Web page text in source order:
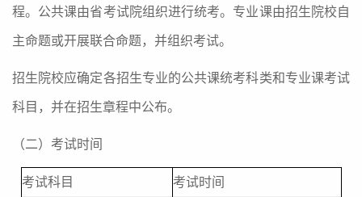
程。公共课由省考试院组织进行统考。专业课由招生院校自
主命题或开展联合命题，并组织考试。
招生院校应确定各招生专业的公共课统考科类和专业课考试
科目，并在招生章程中公布。
（二）考试时间
考试科目 考试时间